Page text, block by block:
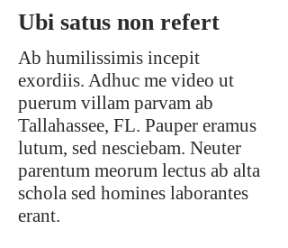
Ubi satus non refert
Ab humilissimis incepit
exordiis. Adhuc me video ut
puerum villam parvam ab
Tallahassee, FL. Pauper eramus
lutum, sed nesciebam. Neuter
parentum meorum lectus ab alta
schola sed homines laborantes
erant.